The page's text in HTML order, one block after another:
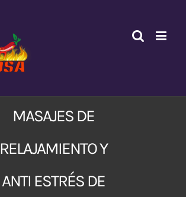
MASAJES DE
RELAJAMIENTO Y
ANTI ESTRÉS DE